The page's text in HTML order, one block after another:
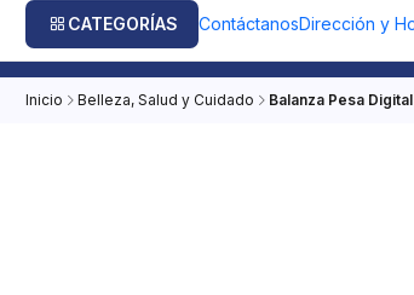
CATEGORÍAS ContáctanosDirección y
Inicio Belleza, Salud y Cuidado Balanza Pesa